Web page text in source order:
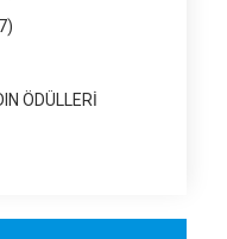
ÖDÜLLERİ